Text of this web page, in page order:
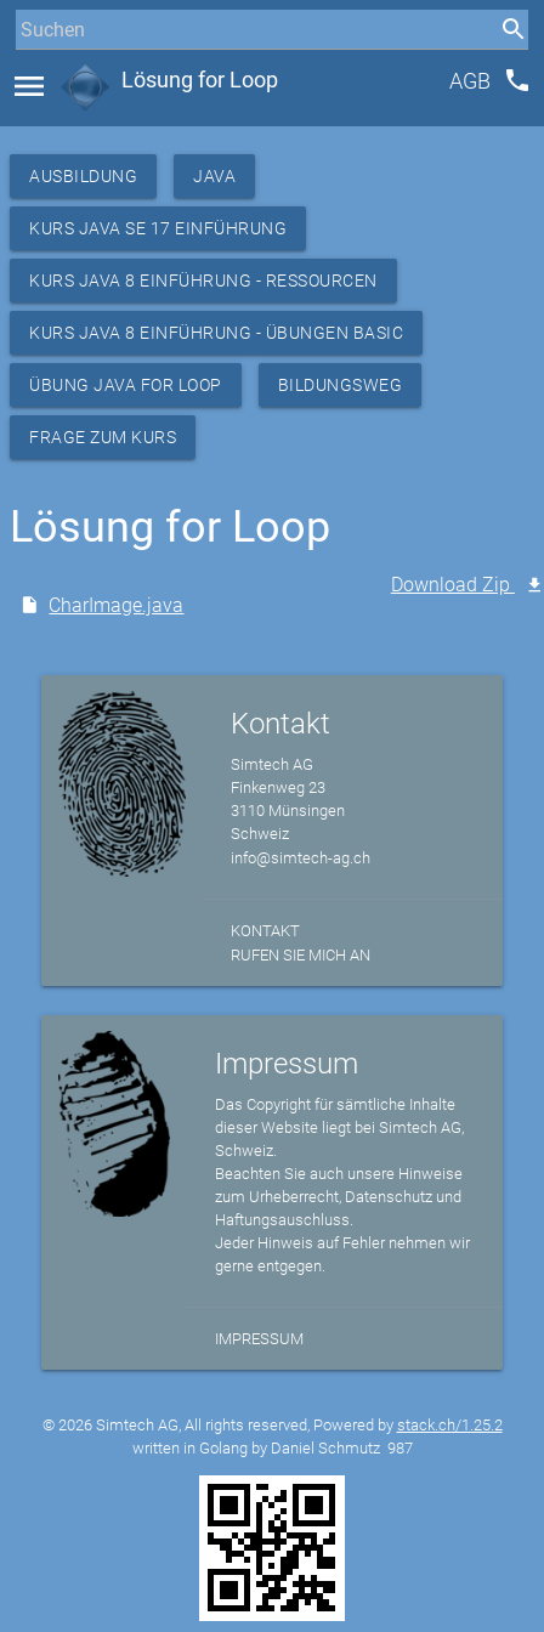
menu Lösung for Loop AGB phone
AUSBILDUNG JAVA
KURS JAVA SE 17 EINFÜHRUNG
KURS JAVA 8 EINFÜHRUNG - RESSOURCEN
KURS JAVA 8 EINFÜHRUNG - ÜBUNGEN BASIC
ÜBUNG JAVA FOR LOOP BILDUNGSWEG
FRAGE ZUM KURS
Lösung for Loop
CharImage.java
Download Zip
Kontakt
Simtech AG
Finkenweg 23
3110 Münsingen
Schweiz
info@simtech-ag.ch
KONTAKT
RUFEN SIE MICH AN
Impressum
Das Copyright für sämtliche Inhalte
dieser Website liegt bei Simtech AG,
Schweiz.
Beachten Sie auch unsere Hinweise
zum Urheberrecht, Datenschutz und
Haftungsauschluss.
Jeder Hinweis auf Fehler nehmen wir
gerne entgegen.
IMPRESSUM
© 2026 Simtech AG, All rights reserved, Powered by stack.ch/1.25.2
written in Golang by Daniel Schmutz 987